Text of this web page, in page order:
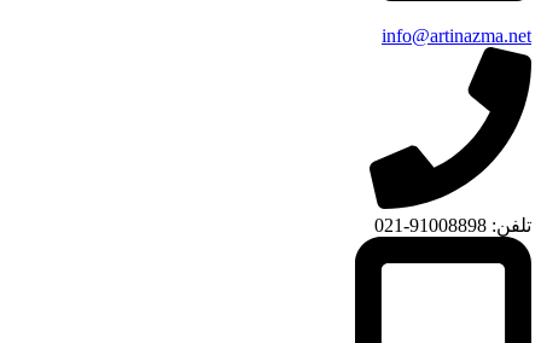
info@artinazma.net
تلفن: 91008898-021